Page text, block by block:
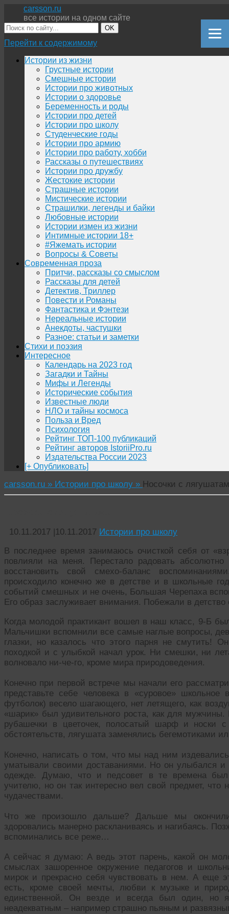
carsson.ru
все истории на одном сайте
OK
Перейти к содержимому
Истории из жизни
Грустные истории
Смешные истории
Истории про животных
Истории о здоровье
Беременность и роды
Истории про детей
Истории про школу
Студенческие годы
Истории про армию
Истории про работу, хобби
Рассказы о путешествиях
Истории про дружбу
Жестокие истории
Страшные истории
Мистические истории
Страшилки, легенды и байки
Любовные истории
Истории измен из жизни
Интимные истории 18+
#Яжемать истории
Вопросы & Советы
Современная проза
Притчи, рассказы со смыслом
Рассказы для детей
Детектив, Триллер
Повести и Романы
Фантастика и Фэнтези
Нереальные истории
Анекдоты, частушки
Разное: статьи и заметки
Стихи и поэзия
Интересное
Календарь на 2023 год
Загадки и Тайны
Мифы и Легенды
Исторические события
Известные люди
НЛО и тайны космоса
Польза и Вред
Психология
Рейтинг ТОП-100 публикаций
Рейтинг авторов IstoriiPro.ru
Издательства России 2023
[+ Опубликовать]
carsson.ru » Истории про школу » Носочки с
10.11.2017 |10.11.2017 Истории про школу
В последнее время занимаюсь очисткой себя от
повлияли на меня. Перестало радовать
восстановить свой смехо-баланс
происходило конечно же в детстве и в школьные
событий смешных и не очень, Большая Черепаха
Его образ заслуживает внимания. Побежали в
Когда молодой практикант вошел в наш класс, 9-Б
Мальчишки вспомнили все самые наглые вопросы,
глазки, но казалось что этого парня не смутить!
походкой и с улыбкой начал урок. Ни смешки, ни
волновало ни-че-го, кроме мира природоведения.
Конечно при первой встрече мы начали его
представьте себе человека в «суровое»
футболок) весело шагающего, нет летящего, как
«шарик» был удивительного роста, как для
рубашечки в цветочек, полосатый шарф и носки
обстоятельств, лягушата заменялись бегемотиками
Конечно, написать о том, что мы над ним
уматывали своими доставаниями. Но он улыбался и
одежде. Думаю, что и педсовет в те времена
учителю, но он так интересно вел свой предмет,
чудачествами.
Что же произошло дальше? Дальше мы
здоровались манерно раскланиваясь и нагибаясь.
вспоминались все реже…
А сейчас я думаю: А ведь этот парень, какой он
смыслах зашоренное окружение педагогов и
мирок и прекрасно себя чувствовать в нем. А еще
есть, кроме своей мечты, любви к музыке и
единственной. Он везде и всегда был один, но
неадекватным – например страшно пьяным и